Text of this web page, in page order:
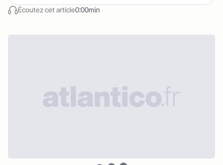
Écoutez cet article0:00min